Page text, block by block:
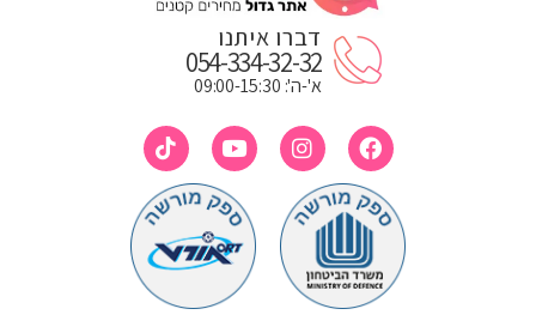
דברו איתנו
054-334-32-32
א'-ה': 09:00-15:30